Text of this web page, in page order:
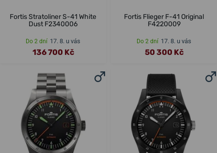
Fortis Stratoliner S-41 White
Dust F2340006
Do 2 dní 17. 8. u vás
136 700 Kč
Fortis Flieger F-41 Original
F4220009
Do 2 dní 17. 8. u vás
50 300 Kč